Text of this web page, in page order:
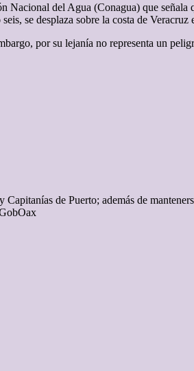
del Agua (Conagua) que
se desplaza sobre la costa de
por su lejanía no representa un
de Puerto; además de